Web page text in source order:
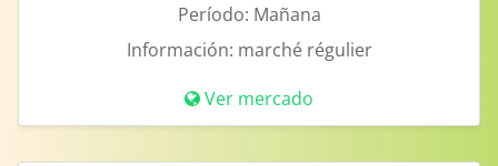
Período: Mañana
Información: marché régulier
Ver mercado